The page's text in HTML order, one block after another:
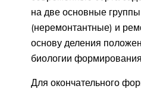
на две основные
(неремонтантные) и
основу деления
биологии
Для окончательного